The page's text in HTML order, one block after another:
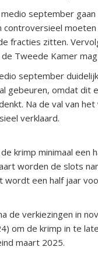
september
fracties zitten.
Tweede Kamer
september
gebeuren, omdat dit
Na de val van
verklaard.
krimp minimaal een
worden de slots
wordt een half jaar
de verkiezingen in
om de krimp in te
maart 2025.